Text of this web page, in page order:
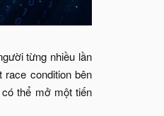
từng nhiều lần
race condition bên
thể mở một tiến